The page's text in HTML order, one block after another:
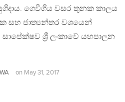
ගෙවීගිය වසර තුනක කාලය
සහ ජාත්‍යන්තර වශයෙන්
ශ්‍රී ලංකාවේ යහපාලන
on May 31, 2017